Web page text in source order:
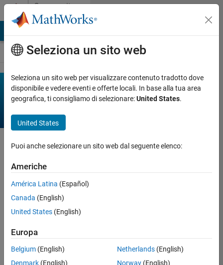
Vai al contenutoCommunity
Contests
Recent
Activity
Seleziona un sito web
Seleziona un sito web per visualizzare contenuto tradotto dove
disponibile e vedere eventi e offerte locali. In base alla tua area
geografica, ti consigliamo di selezionare:United States.
United States
Puoi anche selezionare un sito web dal seguente elenco:
Americhe
América Latina (Español)
Canada (English)
United States (English)
Europa
Belgium (English)
Denmark (English)
Netherlands(English)
Norway(English)